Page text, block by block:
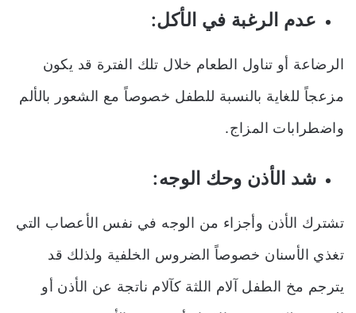
عدم الرغبة في الأكل:
الرضاعة أو تناول الطعام خلال تلك الفترة قد يكون
مزعجاً للغاية بالنسبة للطفل خصوصاً مع الشعور بالألم
واضطرابات المزاج.
شد الأذن وحك الوجه:
تشترك الأذن وأجزاء من الوجه في نفس الأعصاب التي
تغذي الأسنان خصوصاً الضروس الخلفية ولذلك قد
يترجم مخ الطفل آلام اللثة كآلام ناتجة عن الأذن أو